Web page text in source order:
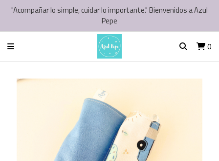
"Acompañar lo simple, cuidar lo importante." Bienvenidos a Azul
Pepe
0